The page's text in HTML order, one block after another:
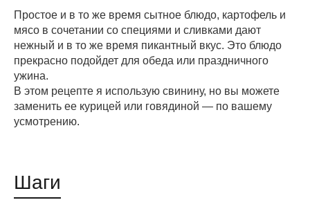
Простое и в то же время сытное блюдо, картофель и
мясо в сочетании со специями и сливками дают
нежный и в то же время пикантный вкус. Это блюдо
прекрасно подойдет для обеда или праздничного
ужина.
В этом рецепте я использую свинину, но вы можете
заменить ее курицей или говядиной — по вашему
усмотрению.
Шаги